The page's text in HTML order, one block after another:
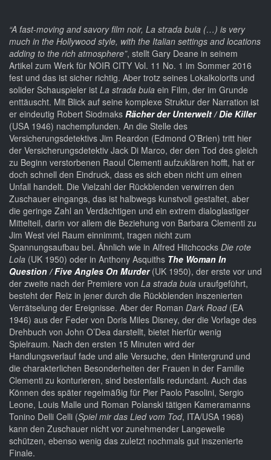
“A fast-moving and savory film noir, La strada buia (…) is very
much in the Hollywood style, with the Italian settings and locations
adding to the rich atmosphere”, stellt Gary Deane in seinem
Artikel zum Werk für NOIR CITY Vol. 11 No. 1 im Sommer 2016
fest und das ist sicher richtig. Aber trotz seines Lokalkolorits und
solider Schauspieler ist La strada buia ein Film, der im Grunde
enttäuscht. Mit Blick auf seine komplexe Struktur der Narration ist
er eindeutig Robert Siodmaks Rächer der Unterwelt / Die Killer
(USA 1946) nachempfunden. An die Stelle des
Versicherungsdetektivs Jim Reardon (Edmond O’Brien) tritt hier
der Versicherungsdetektiv Jack Di Marco, der den Tod des gleich
zu Beginn verstorbenen Raoul Clementi aufzuklären hofft, hat er
doch schnell den Eindruck, dass es sich eben nicht um einen
Unfall handelt. Die Vielzahl der Rückblenden verwirren den
Zuschauer eingangs, das ist halbwegs kunstvoll gestaltet, aber
die geringe Zahl an Verdächtigen und ein extrem dialoglastiger
Mittelteil, darin vor allem die Beziehung von Barbara Clementi zu
Jim West viel Raum einnimmt, tragen nicht zum
Spannungsaufbau bei. Ähnlich wie in Alfred Hitchcocks Die rote
Lola (UK 1950) oder in Anthony Asquiths The Woman In
Question / Five Angles On Murder(UK 1950), der erste vor und
der zweite nach der Premiere von La strada buia uraufgeführt,
besteht der Reiz in jener durch die Rückblenden inszenierten
Verrätselung der Ereignisse. Aber der Roman Dark Road(EA
1946) aus der Feder von Doris Miles Disney, der die Vorlage des
Drehbuch von John O’Dea darstellt, bietet hierfür wenig
Spielraum. Nach den ersten 15 Minuten wird der
Handlungsverlauf fade und alle Versuche, den Hintergrund und
die charakterlichen Besonderheiten der Frauen in der Familie
Clementi zu konturieren, sind bestenfalls redundant. Auch das
Können des später regelmäßig für Pier Paolo Pasolini, Sergio
Leone, Louis Malle und Roman Polanski tätigen Kameramanns
Tonino Delli Celli (Spiel mir das Lied vom Tod, ITA/USA 1968)
kann den Zuschauer nicht vor zunehmender Langeweile
schützen, ebenso wenig das zuletzt nochmals gut inszenierte
Finale.